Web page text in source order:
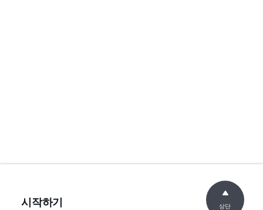
시작하기 상단